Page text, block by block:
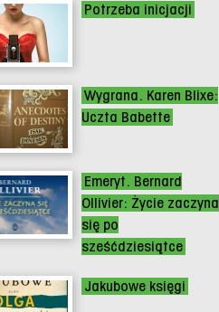
Potrzeba inicjacji
Wygrana. Karen Blixe:
Uczta Babette
Emeryt. Bernard
Ollivier: Życie zaczyna
się po
sześćdziesiątce
Jakubowe księgi